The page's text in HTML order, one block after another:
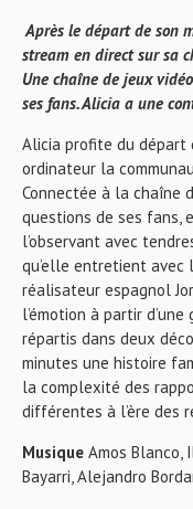
Après le départ de son
stream en direct sur sa
Une chaîne de jeux
ses fans. Alicia a une
Alicia profite du départ
ordinateur la
Connectée à la chaîne
questions de ses fans,
l’observant avec
qu’elle entretient
réalisateur espagnol
l’émotion à partir
répartis dans deux
minutes une histoire
la complexité des
différentes à l’ère des
Musique Amos Blanco,
Bayarri, Alejandro